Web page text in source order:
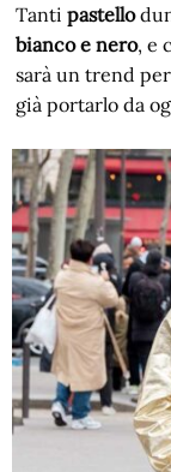
Tantipastello
bianco e nero, e
sarà un trend
già portarlo da